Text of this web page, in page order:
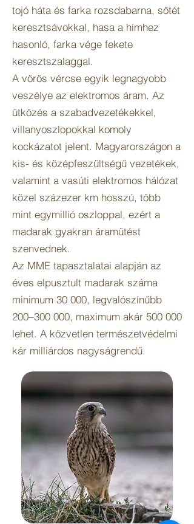
tojó háta és farka rozsdabarna, sötét
keresztsávokkal, hasa a hímhez
hasonló, farka vége fekete
keresztszalaggal.
A vörös vércse egyik legnagyobb
veszélye az elektromos áram. Az
ütközés a szabadvezetékekkel,
villanyoszlopokkal komoly
kockázatot jelent. Magyarországon a
kis- és középfeszültségű vezetékek,
valamint a vasúti elektromos hálózat
közel százezer km hosszú, több
mint egymillió oszloppal, ezért a
madarak gyakran áramütést
szenvednek.
Az MME tapasztalatai alapján az
éves elpusztult madarak száma
minimum 30 000, legvalószínűbb
200–300 000, maximum akár 500 000
lehet. A közvetlen természetvédelmi
kár milliárdos nagyságrendű.